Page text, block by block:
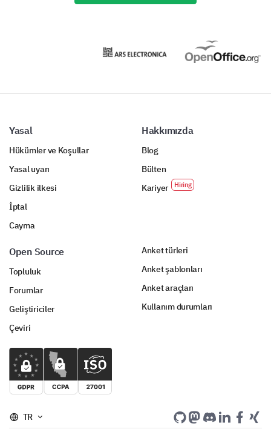
Yasal
Hükümler ve Koşullar
Yasal uyarı
Gizlilik ilkesi
İptal
Cayma
Hakkımızda
Blog
Bülten
Kariyer
Open Source
Topluluk
Forumlar
Geliştiriciler
Çeviri
Anket türleri
Anket şablonları
Anket araçları
Kullanım durumları
TR